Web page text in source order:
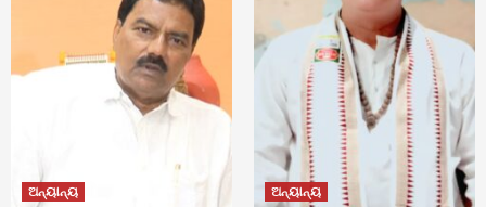
ଅନ୍ୟାନ୍ୟ ଅନ୍ୟାନ୍ୟ